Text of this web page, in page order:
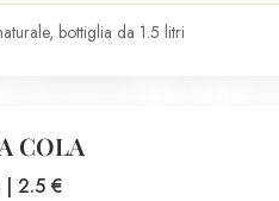
bottiglia da 1.5 litri
COLA
| 2.5 €